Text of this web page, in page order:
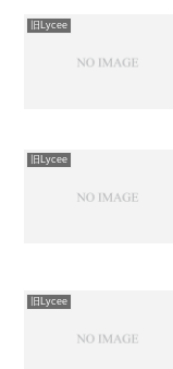
旧Lycee
旧Lycee
旧Lycee